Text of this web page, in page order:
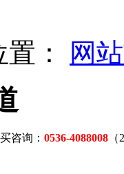
：
网
咨询： 0536-4088008